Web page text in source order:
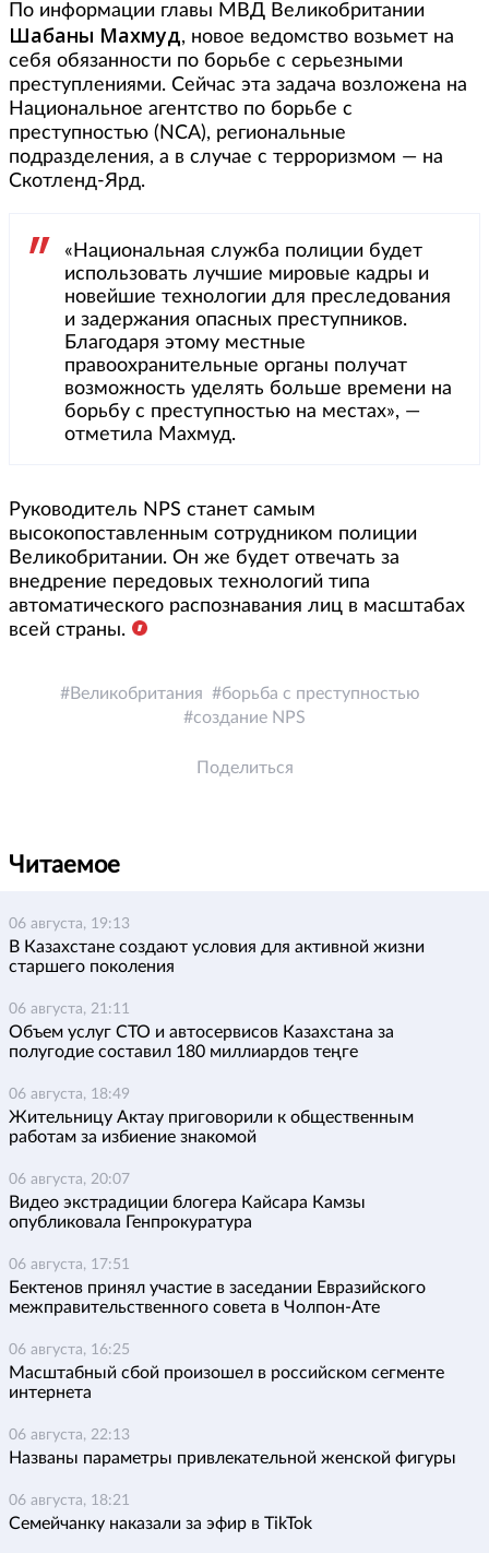
По информации главы МВД Великобритании
Шабаны Махмуд, новое ведомство возьмет на
себя обязанности по борьбе с серьезными
преступлениями. Сейчас эта задача возложена на
Национальное агентство по борьбе с
преступностью (NCA), региональные
подразделения, а в случае с терроризмом — на
Скотленд-Ярд.
«Национальная служба полиции будет
использовать лучшие мировые кадры и
новейшие технологии для преследования
и задержания опасных преступников.
Благодаря этому местные
правоохранительные органы получат
возможность уделять больше времени на
борьбу с преступностью на местах», —
отметила Махмуд.
Руководитель NPS станет самым
высокопоставленным сотрудником полиции
Великобритании. Он же будет отвечать за
внедрение передовых технологий типа
автоматического распознавания лиц в масштабах
всей страны.
Великобритания
борьба с преступностью
создание NPS
Поделиться
Читаемое
06 августа, 19:13
В Казахстане создают условия для активной жизни
старшего поколения
06 августа, 21:11
Объем услуг СТО и автосервисов Казахстана за
полугодие составил 180 миллиардов теңге
06 августа, 18:49
Жительницу Актау приговорили к общественным
работам за избиение знакомой
06 августа, 20:07
Видео экстрадиции блогера Кайсара Камзы
опубликовала Генпрокуратура
06 августа, 17:51
Бектенов принял участие в заседании Евразийского
межправительственного совета в Чолпон-Ате
06 августа, 16:25
Масштабный сбой произошел в российском сегменте
интернета
06 августа, 22:13
Названы параметры привлекательной женской фигуры
06 августа, 18:21
Семейчанку наказали за эфир в TikTok